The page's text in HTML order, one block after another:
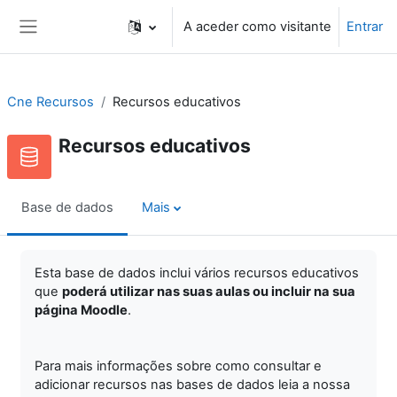
A aceder como visitante Entrar
Cne Recursos Recursos educativos
Recursos educativos
Base de dados Mais
Esta base de dados inclui vários recursos educativos
que poderá utilizar nas suas aulas ou incluir na sua
página Moodle.
Para mais informações sobre como consultar e
adicionar recursos nas bases de dados leia a nossa